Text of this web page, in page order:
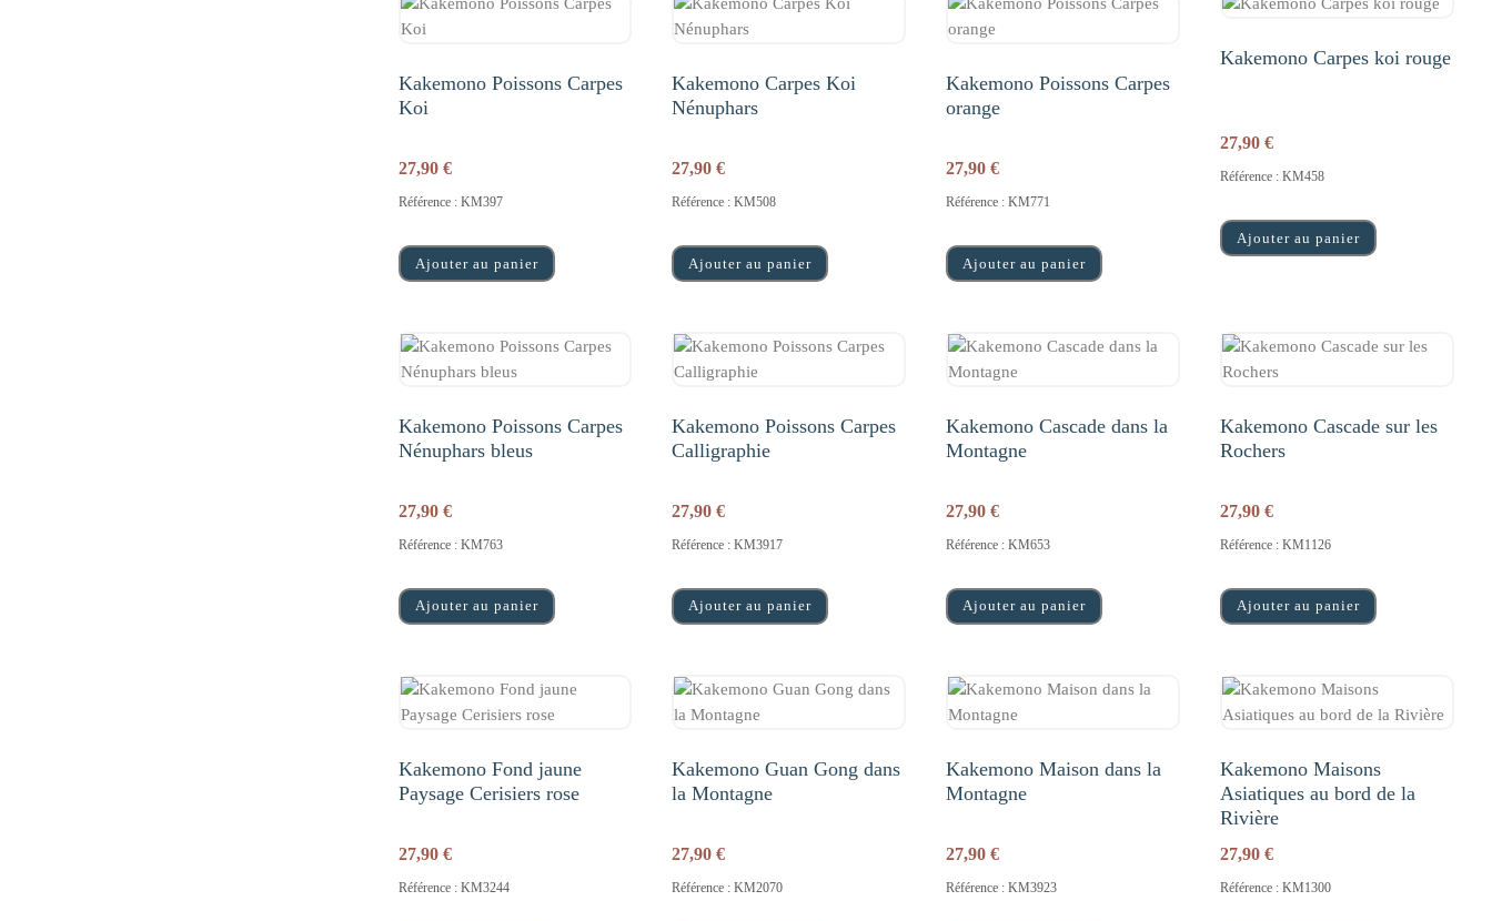
Kakemono Poissons Carpes
Koi
27,90 €
Référence : KM397
Ajouter au panier
Kakemono Carpes Koi
Nénuphars
27,90€
Référence : KM508
Ajouter au panier
Kakemono Poissons Carpes
orange
27,90€
Référence : KM771
Ajouter au panier
Kakemono Carpes koi rouge
27,90€
Référence : KM458
Ajouter au panier
Kakemono Poissons Carpes
Nénuphars bleus
27,90 €
Référence : KM763
Ajouter au panier
Kakemono Poissons Carpes
Calligraphie
27,90€
Référence : KM3917
Ajouter au panier
Kakemono Cascade dans la
Montagne
27,90€
Référence : KM653
Ajouter au panier
Kakemono Cascade sur les
Rochers
27,90€
Référence : KM1126
Ajouter au panier
Kakemono Fond jaune
Paysage Cerisiers rose
27,90 €
Référence : KM3244
Kakemono Guan Gong dans
la Montagne
27,90€
Référence : KM2070
Kakemono Maison dans la
Montagne
27,90€
Référence : KM3923
Kakemono Maisons
Asiatiques au bord de la
Rivière
27,90€
Référence : KM1300